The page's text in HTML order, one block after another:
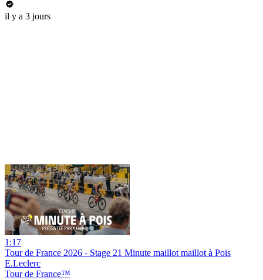
il y a 3 jours
1:17
Tour de France 2026 - Stage 21 Minute maillot maillot à Pois
E.Leclerc
Tour de France™